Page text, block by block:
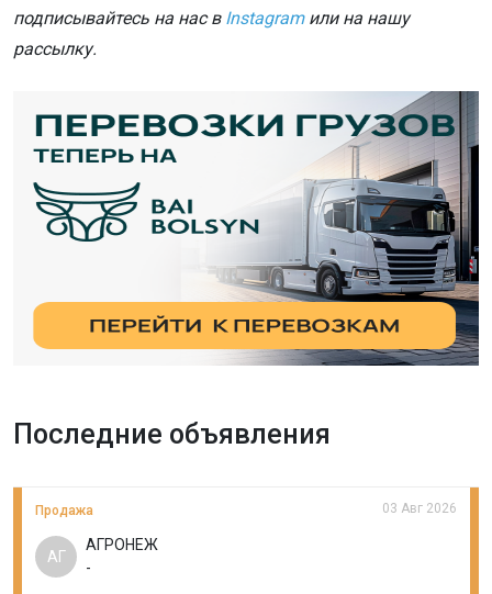
подписывайтесь на нас в Instagramили на нашу
рассылку.
Последние объявления
Продажа 03 Авг 2026
АГ
АГРОНЕЖ
-